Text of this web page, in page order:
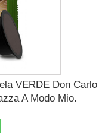
VERDE Don Carlo
A Modo Mio.